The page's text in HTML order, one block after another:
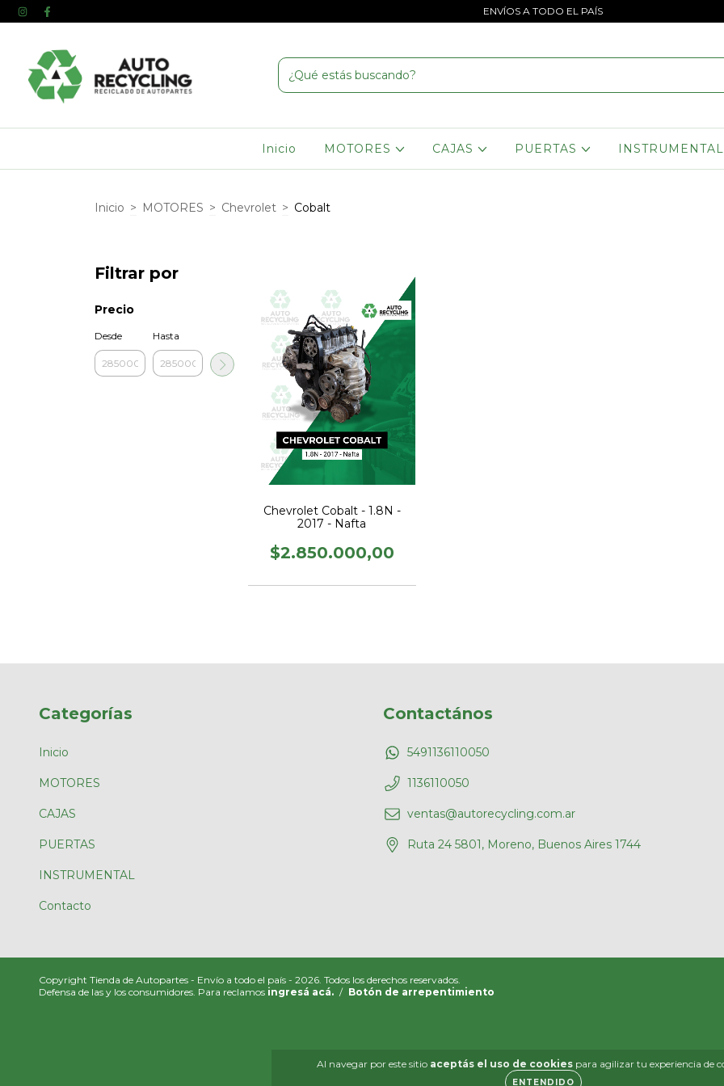
ENVÍOS A TODO EL PAÍS
Inicio MOTORES CAJAS PUERTAS INSTRUMENTAL
Al navegar por este sitio aceptás el uso de cookies para agilizar tu experiencia de
ENTENDIDO
Inicio > MOTORES > Chevrolet > Cobalt
Filtrar por
Precio
Desde Hasta
Chevrolet Cobalt - 1.8N -
2017 - Nafta
$2.850.000,00
Categorías
Inicio
MOTORES
CAJAS
PUERTAS
INSTRUMENTAL
Contacto
Contactános
5491136110050
1136110050
ventas@autorecycling.com.ar
Ruta 24 5801, Moreno, Buenos Aires 1744
Copyright Tienda de Autopartes - Envío a todo el país - 2026. Todos los derechos reservados.
Defensa de las y los consumidores. Para reclamos ingresá acá. / Botón de arrepentimiento